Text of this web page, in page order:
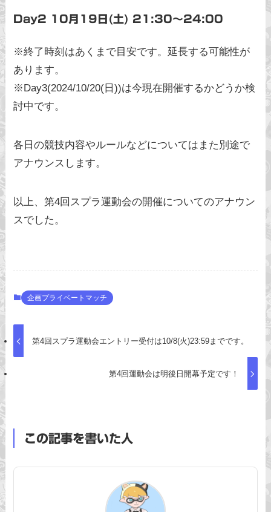
Day2 10月19日(土) 21:30〜24:00
※終了時刻はあくまで目安です。延長する可能性が
あります。
※Day3(2024/10/20(日))は今現在開催するかどうか検
討中です。
各日の競技内容やルールなどについてはまた別途で
アナウンスします。
以上、第4回スプラ運動会の開催についてのアナウン
スでした。
企画プライベートマッチ
第4回スプラ運動会エントリー受付は10/8(火)23:59までです。
第4回運動会は明後日開幕予定です！
この記事を書いた人